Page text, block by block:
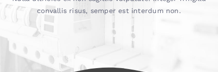
Haberlerconvallis risus, semper est interdum non.